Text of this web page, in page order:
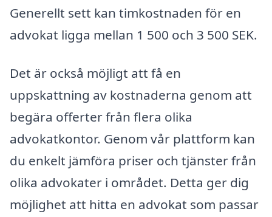
Generellt sett kan timkostnaden för en
advokat ligga mellan 1 500 och 3 500 SEK.
Det är också möjligt att få en
uppskattning av kostnaderna genom att
begära offerter från flera olika
advokatkontor. Genom vår plattform kan
du enkelt jämföra priser och tjänster från
olika advokater i området. Detta ger dig
möjlighet att hitta en advokat som passar